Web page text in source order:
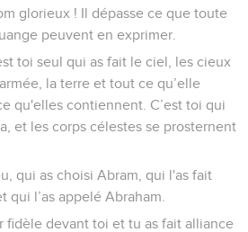
glorieux ! Il dépasse ce que toute
peuvent en exprimer.
toi seul qui as fait le ciel, les cieux
la terre et tout ce qu’elle
qu'elles contiennent. C’est toi qui
et les corps célestes se prosternent
qui as choisi Abram, qui l'as fait
qui l’as appelé Abraham.
fidèle devant toi et tu as fait alliance